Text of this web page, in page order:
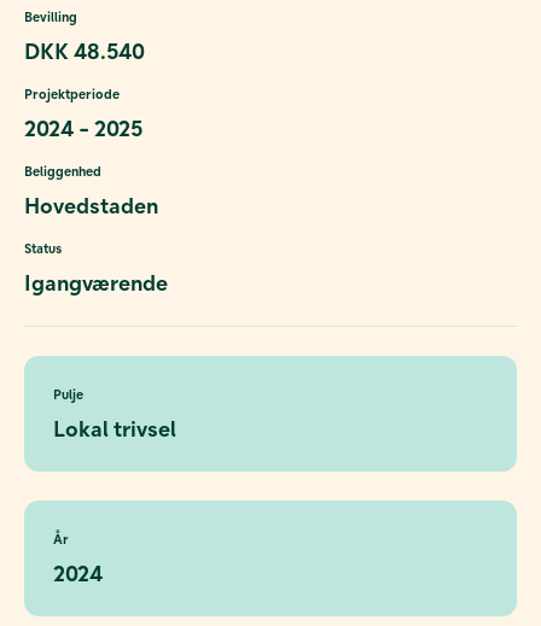
Bevilling
DKK 48.540
Projektperiode
2024 - 2025
Beliggenhed
Hovedstaden
Status
Igangværende
Pulje
Lokal trivsel
År
2024